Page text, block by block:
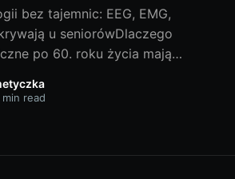
bez tajemnic: EEG, EMG,
u seniorówDlaczego
po 60. roku życia mają
ale i miłośniczka rzetelnej
często widzę, że u osób po 60.
min read